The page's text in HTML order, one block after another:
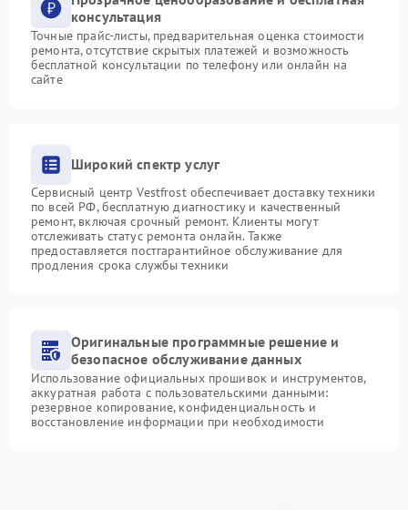
консультация
Точные прайс-листы, предварительная оценка стоимости
ремонта, отсутствие скрытых платежей и возможность
бесплатной консультации по телефону или онлайн на
сайте
Широкий спектр услуг
Сервисный центр Vestfrost обеспечивает доставку техники
по всей РФ, бесплатную диагностику и качественный
ремонт, включая срочный ремонт. Клиенты могут
отслеживать статус ремонта онлайн. Также
предоставляется постгарантийное обслуживание для
продления срока службы техники
Оригинальные программные решение и
безопасное обслуживание данных
Использование официальных прошивок и инструментов,
аккуратная работа с пользовательскими данными:
резервное копирование, конфиденциальность и
восстановление информации при необходимости